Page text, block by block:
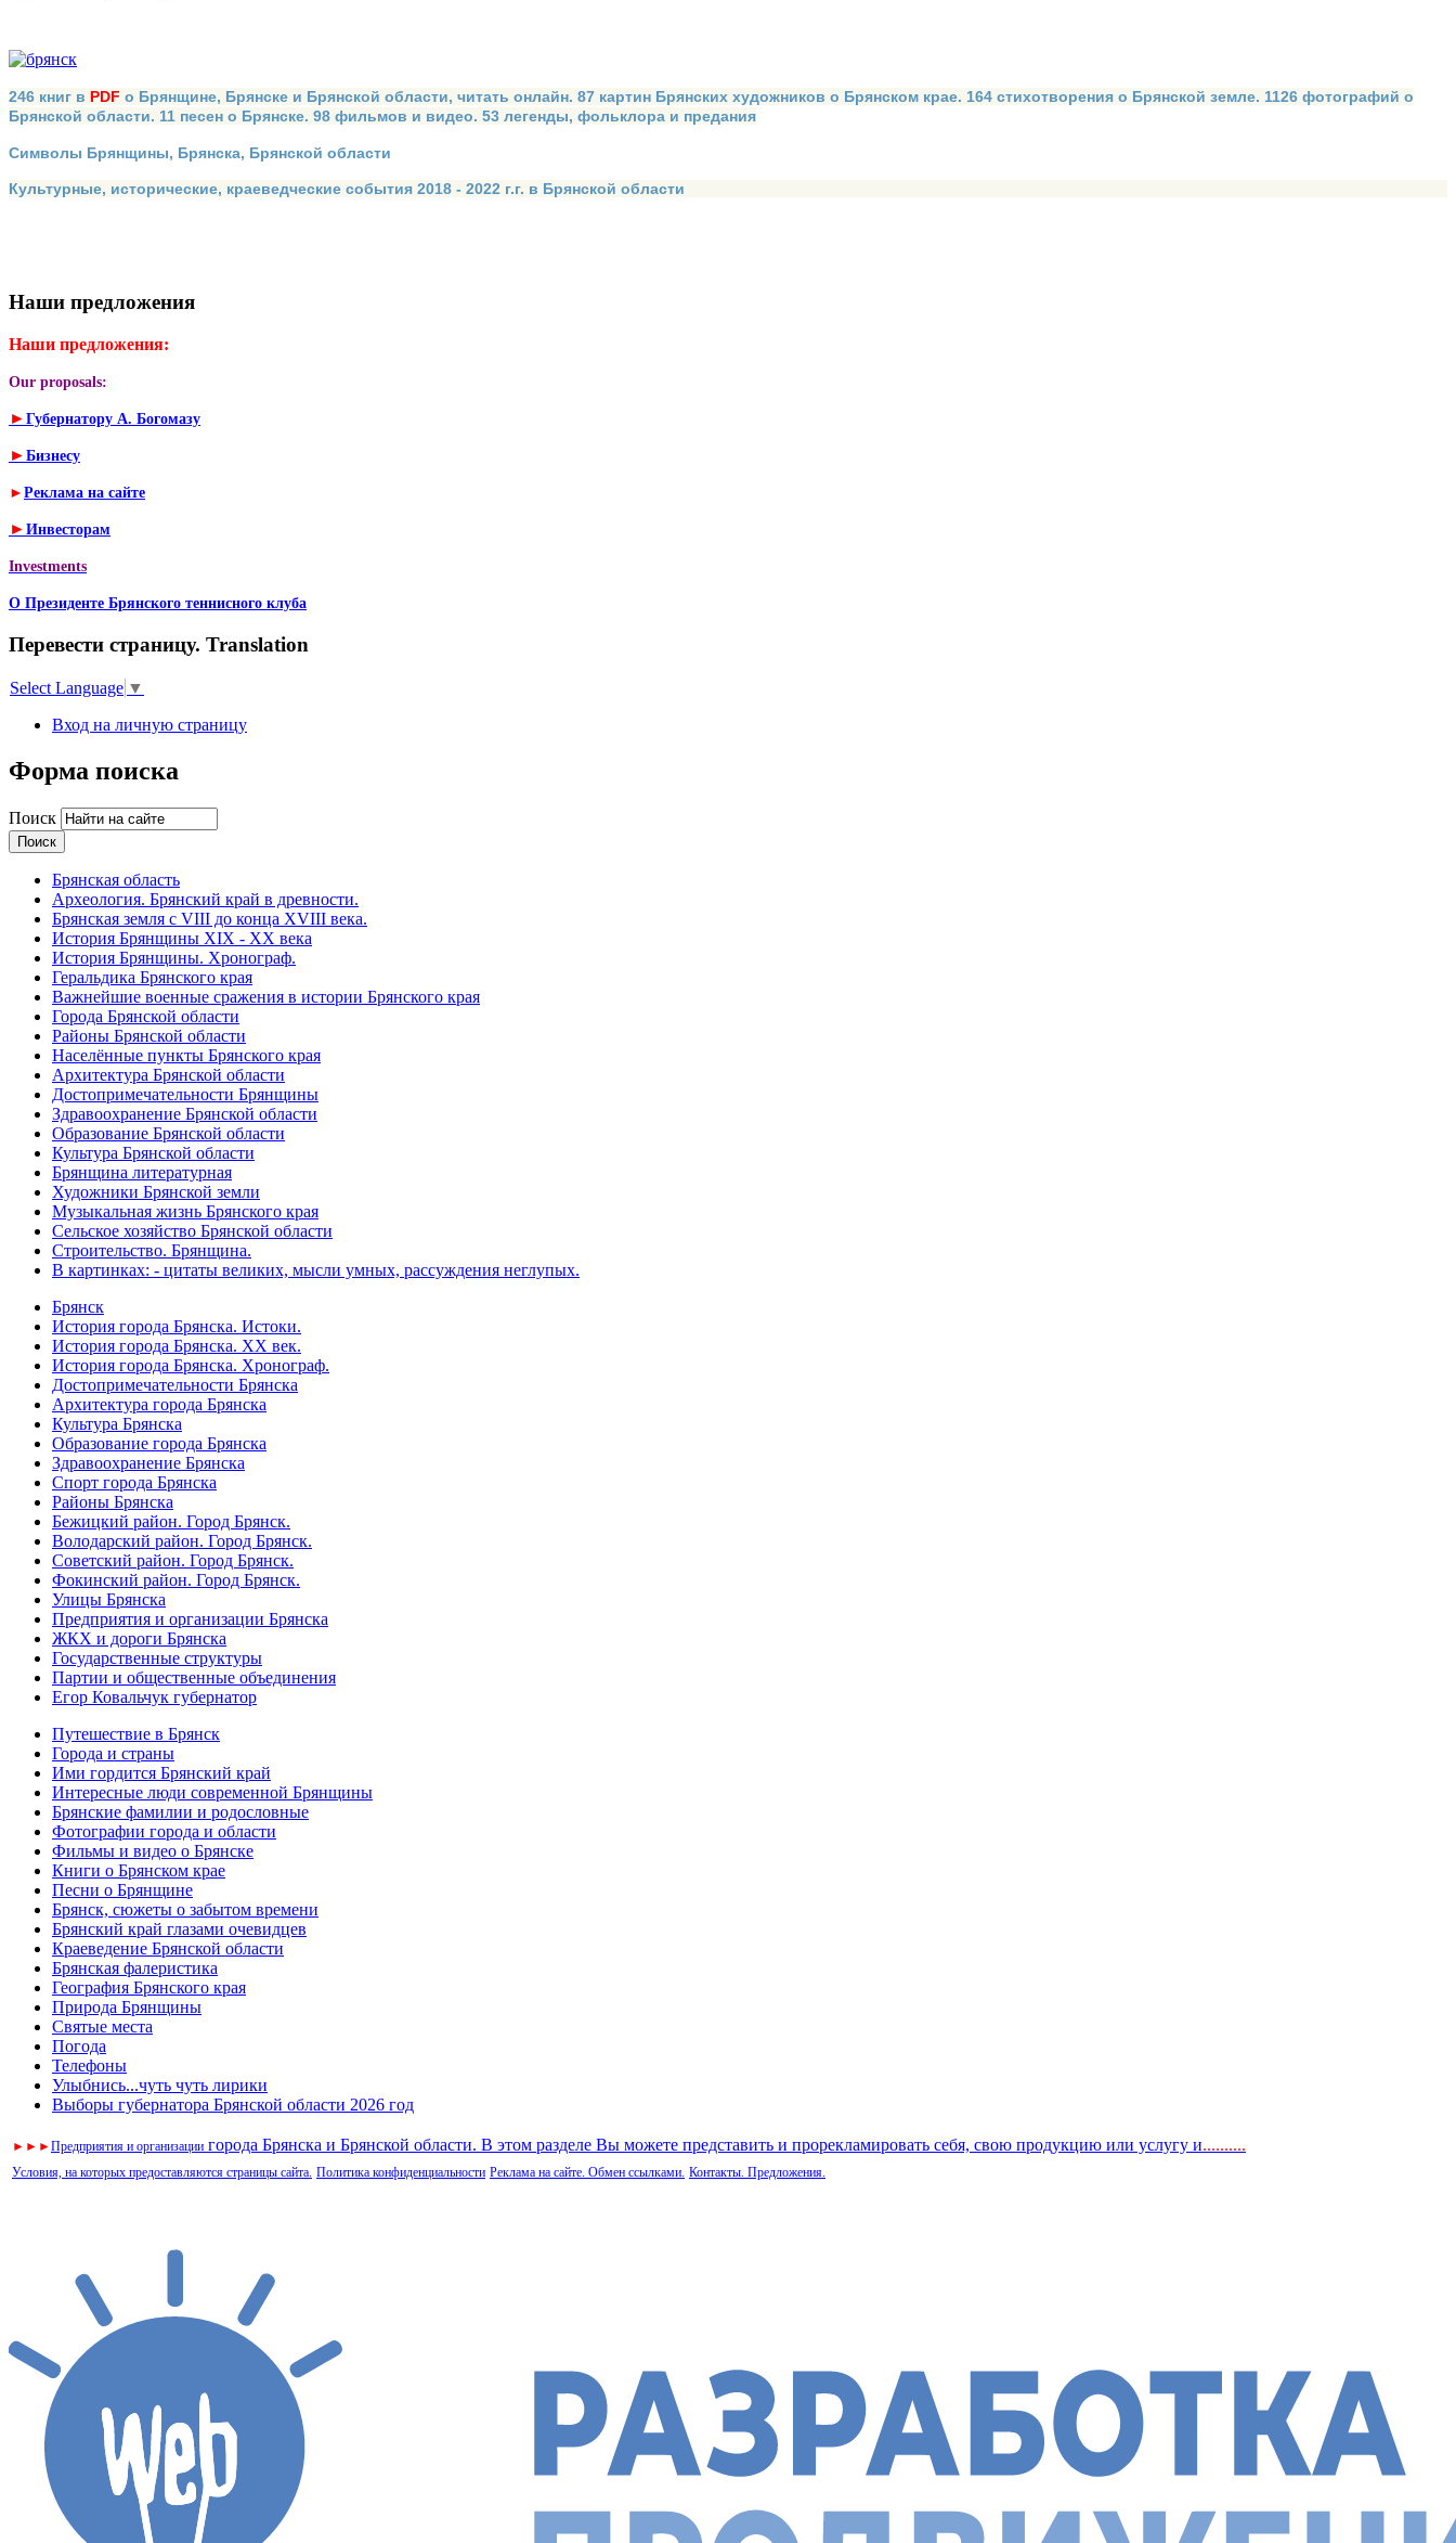
246 книг в PDF о Брянщине, Брянске и Брянской области, читать онлайн. 87 картин Брянских художников о Брянском крае. 164 стихотворения о Брянской земле. 1126 фотографий о
Брянской области. 11 песен о Брянске. 98 фильмов и видео. 53 легенды, фольклора и предания
Символы Брянщины, Брянска, Брянской области
Культурные, исторические, краеведческие события 2018 - 2022 г.г. в Брянской области
Наши предложения
Наши предложения:
Our proposals:
► Губернатору А. Богомазу
► Бизнесу
► Реклама на сайте
► Инвесторам
Investments
О Президенте Брянского теннисного клуба
Перевести страницу. Translation
Select Language ▼
Вход на личную страницу
Форма поиска
Поиск
Брянская область
Археология. Брянский край в древности.
Брянская земля с VIII до конца XVIII века.
История Брянщины XIX - XX века
История Брянщины. Хронограф.
Геральдика Брянского края
Важнейшие военные сражения в истории Брянского края
Города Брянской области
Районы Брянской области
Населённые пункты Брянского края
Архитектура Брянской области
Достопримечательности Брянщины
Здравоохранение Брянской области
Образование Брянской области
Культура Брянской области
Брянщина литературная
Художники Брянской земли
Музыкальная жизнь Брянского края
Сельское хозяйство Брянской области
Строительство. Брянщина.
В картинках: - цитаты великих, мысли умных, рассуждения неглупых.
Брянск
История города Брянска. Истоки.
История города Брянска. XX век.
История города Брянска. Хронограф.
Достопримечательности Брянска
Архитектура города Брянска
Культура Брянска
Образование города Брянска
Здравоохранение Брянска
Спорт города Брянска
Районы Брянска
Бежицкий район. Город Брянск.
Володарский район. Город Брянск.
Советский район. Город Брянск.
Фокинский район. Город Брянск.
Улицы Брянска
Предприятия и организации Брянска
ЖКХ и дороги Брянска
Государственные структуры
Партии и общественные объединения
Егор Ковальчук губернатор
Путешествие в Брянск
Города и страны
Ими гордится Брянский край
Интересные люди современной Брянщины
Брянские фамилии и родословные
Фотографии города и области
Фильмы и видео о Брянске
Книги о Брянском крае
Песни о Брянщине
Брянск, сюжеты о забытом времени
Брянский край глазами очевидцев
Краеведение Брянской области
Брянская фалеристика
География Брянского края
Природа Брянщины
Святые места
Погода
Телефоны
Улыбнись...чуть чуть лирики
Выборы губернатора Брянской области 2026 год
► ► ►Предприятия и организации города Брянска и Брянской области. В этом разделе Вы можете представить и прорекламировать себя, свою продукцию или услугу и..........
Условия, на которых предоставляются страницы сайта. Политика конфиденциальности Реклама на сайте. Обмен ссылками. Контакты. Предложения.